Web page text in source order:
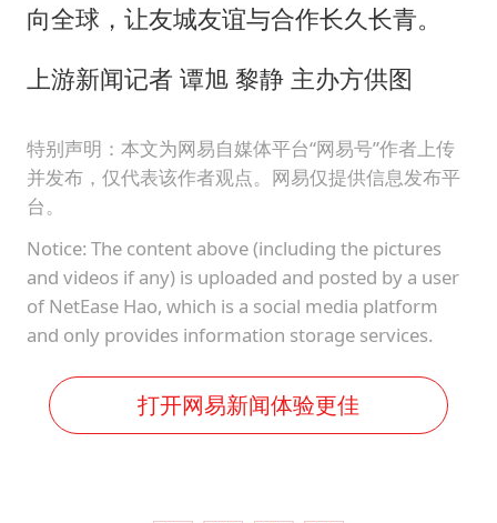
向全球，让友城友谊与合作长久长青。
上游新闻记者 谭旭 黎静 主办方供图
特别声明：本文为网易自媒体平台“网易号”作者上传
并发布，仅代表该作者观点。网易仅提供信息发布平
台。
Notice: The content above (including the pictures
and videos if any) is uploaded and posted by a user
of NetEase Hao, which is a social media platform
and only provides information storage services.
打开网易新闻体验更佳